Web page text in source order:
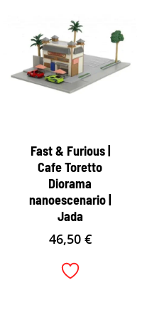
Fast & Furious |
Cafe Toretto
Diorama
nanoescenario |
Jada
46,50 €